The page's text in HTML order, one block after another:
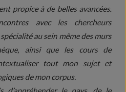
propice à de belles avancées.
avec les chercheurs
au sein même des murs
ainsi que les cours de
tout mon sujet et
de mon corpus.
d’appréhender le pays, de le